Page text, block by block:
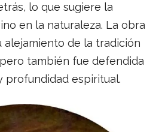
lo que sugiere la
en la naturaleza. La obra
alejamiento de la tradición
también fue defendida
profundidad espiritual.